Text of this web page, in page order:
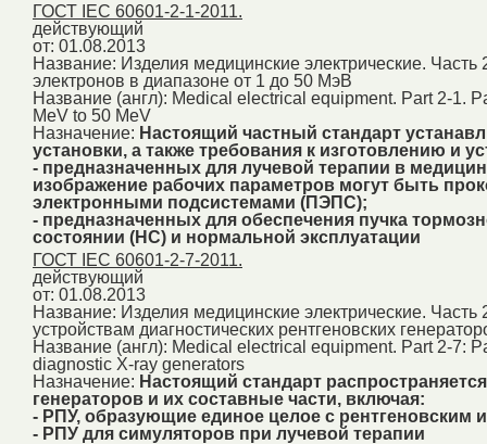
ГОСТ IEC 60601-2-1-2011.
действующий
от: 01.08.2013
Название: Изделия медицинские электрические.
электронов в диапазоне от 1 до 50 МэВ
Название (англ): Medical electrical equipment. Part 2-1.
MeV to 50 MeV
Назначение: Настоящий частный стандарт
установки, а также требования к изготовлению и
- предназначенных для лучевой терапии в
изображение рабочих параметров могут быть
электронными подсистемами (ПЭПС);
- предназначенных для обеспечения пучка
состоянии (НС) и нормальной эксплуатации
ГОСТ IEC 60601-2-7-2011.
действующий
от: 01.08.2013
Название: Изделия медицинские электрические.
устройствам диагностических рентгеновских
Название (англ): Medical electrical equipment. Part 2-7:
diagnostic X-ray generators
Назначение: Настоящий стандарт
генераторов и их составные части, включая:
- РПУ, образующие единое целое с рентгеновским
- РПУ для симуляторов при лучевой терапии